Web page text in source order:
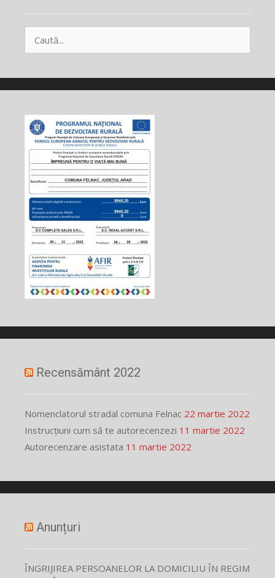
după:
Recensământ 2022
Nomenclatorul stradal comuna Felnac 22 martie 2022
Instrucțiuni cum să te autorecenzezi 11 martie 2022
Autorecenzare asistata 11 martie 2022
Anunțuri
ÎNGRIJIREA PERSOANELOR LA DOMICILIU ÎN REGIM